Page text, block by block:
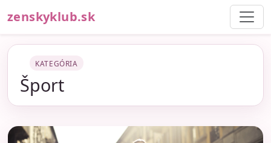
zenskyklub.sk
KATEGÓRIA
Šport